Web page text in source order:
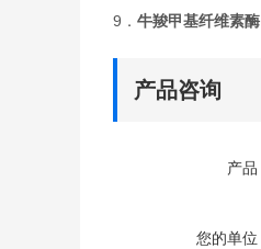
9． 牛羧甲基纤维素
产品咨询
产品
您的单位